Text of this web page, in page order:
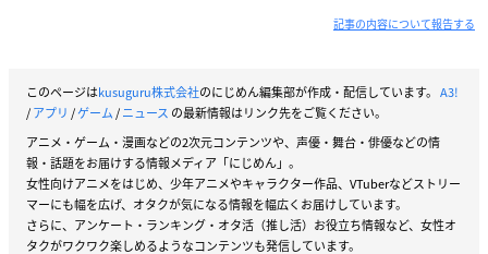
記事の内容について報告する
このページはkusuguru株式会社のにじめん編集部が作成・配信しています。 A3!
/アプリ /ゲーム/ニュース の最新情報はリンク先をご覧ください。
アニメ・ゲーム・漫画などの2次元コンテンツや、声優・舞台・俳優などの情
報・話題をお届けする情報メディア「にじめん」。
女性向けアニメをはじめ、少年アニメやキャラクター作品、VTuberなどストリー
マーにも幅を広げ、オタクが気になる情報を幅広くお届けしています。
さらに、アンケート・ランキング・オタ活（推し活）お役立ち情報など、女性オ
タクがワクワク楽しめるようなコンテンツも発信しています。